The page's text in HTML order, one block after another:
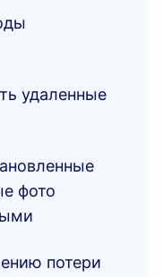
удаленные
фото
потери